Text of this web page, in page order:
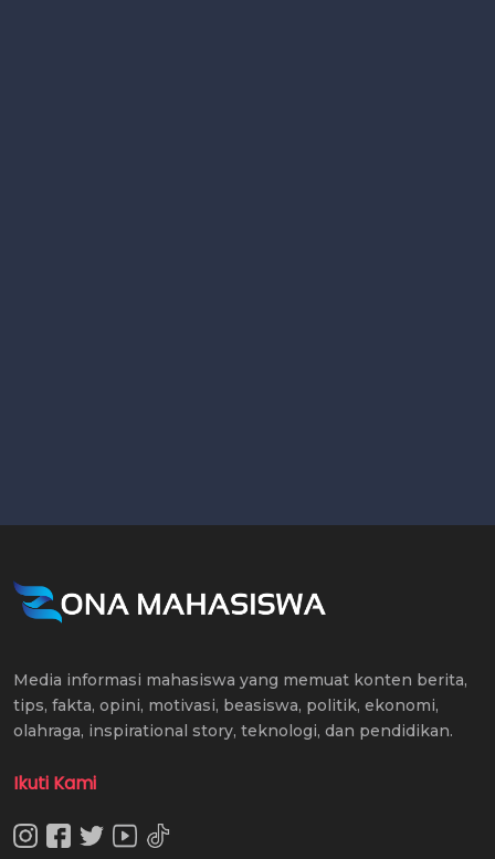
Media informasi mahasiswa yang memuat konten berita,
tips, fakta, opini, motivasi, beasiswa, politik, ekonomi,
olahraga, inspirational story, teknologi, dan pendidikan.
Ikuti Kami